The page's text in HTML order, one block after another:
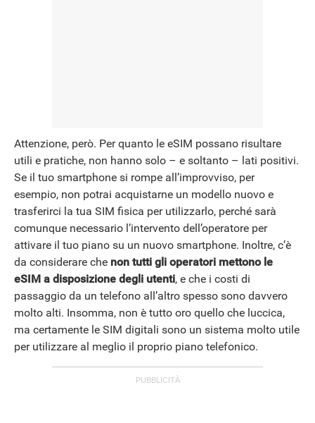
ANDROID
Attenzione, però. Per quanto le eSIM possano risultare
utili e pratiche, non hanno solo – e soltanto – lati positivi.
Se il tuo smartphone si rompe all’improvviso, per
esempio, non potrai acquistarne un modello nuovo e
trasferirci la tua SIM fisica per utilizzarlo, perché sarà
comunque necessario l’intervento dell’operatore per
attivare il tuo piano su un nuovo smartphone. Inoltre, c’è
da considerare che non tutti gli operatori mettono le
eSIM a disposizione degli utenti, e che i costi di
passaggio da un telefono all’altro spesso sono davvero
molto alti. Insomma, non è tutto oro quello che luccica,
ma certamente le SIM digitali sono un sistema molto utile
per utilizzare al meglio il proprio piano telefonico.